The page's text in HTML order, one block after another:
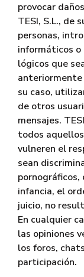
provocar
TESI, S.L., de
personas,
informáticos
lógicos que
anteriormente
su caso,
de otros
mensajes.
todos
vulneren el
sean
infancia, el
juicio, no
En cualquier
las opiniones
los foros,
participación.